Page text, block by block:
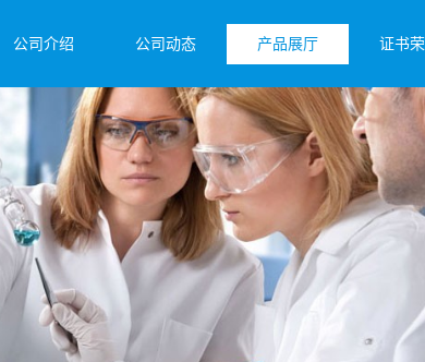
公司介绍 公司动态 产品展厅 证书